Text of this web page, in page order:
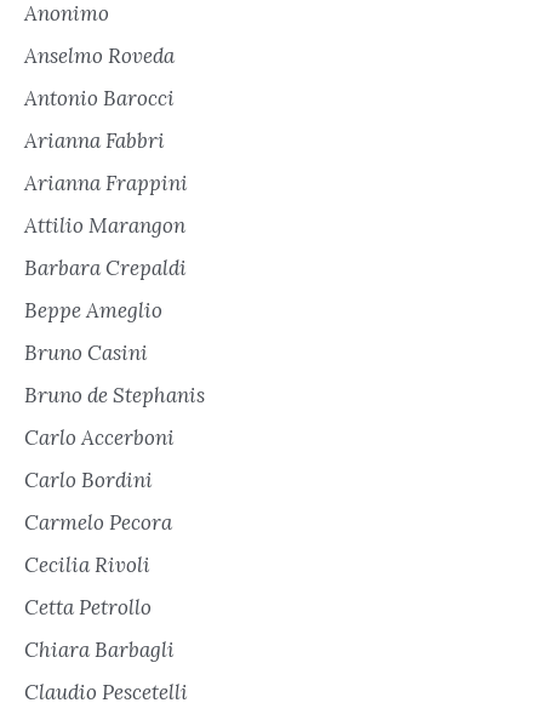
Anonimo
Anselmo Roveda
Antonio Barocci
Arianna Fabbri
Arianna Frappini
Attilio Marangon
Barbara Crepaldi
Beppe Ameglio
Bruno Casini
Bruno de Stephanis
Carlo Accerboni
Carlo Bordini
Carmelo Pecora
Cecilia Rivoli
Cetta Petrollo
Chiara Barbagli
Claudio Pescetelli